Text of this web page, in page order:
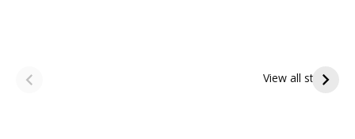
View all stories
పితృదేవతల ఆశీర్వాదం
ఇంద్రకీలాద్రి గిరి ప్రదక్షిణ